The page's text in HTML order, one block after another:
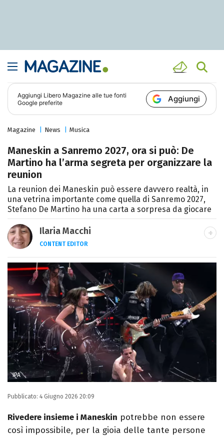
Aggiungi Libero Magazine alle tue fonti
Google preferite
Aggiungi
Magazine News Musica
Maneskin a Sanremo 2027, ora si può: De
Martino ha l’arma segreta per organizzare la
reunion
La reunion dei Maneskin può essere davvero realtà, in
una vetrina importante come quella di Sanremo 2027,
Stefano De Martino ha una carta a sorpresa da giocare
Ilaria Macchi
CONTENT EDITOR
Laureata in Linguaggi dei Media, amo il
giornalismo, il calcio, la TV e la moda, dove
cerco sempre le ultime tendenze.
IPA
Pubblicato: 4 Giugno 2026 20:09
Rivedere insieme i Maneskin potrebbe non essere
così impossibile, per la gioia delle tante persone